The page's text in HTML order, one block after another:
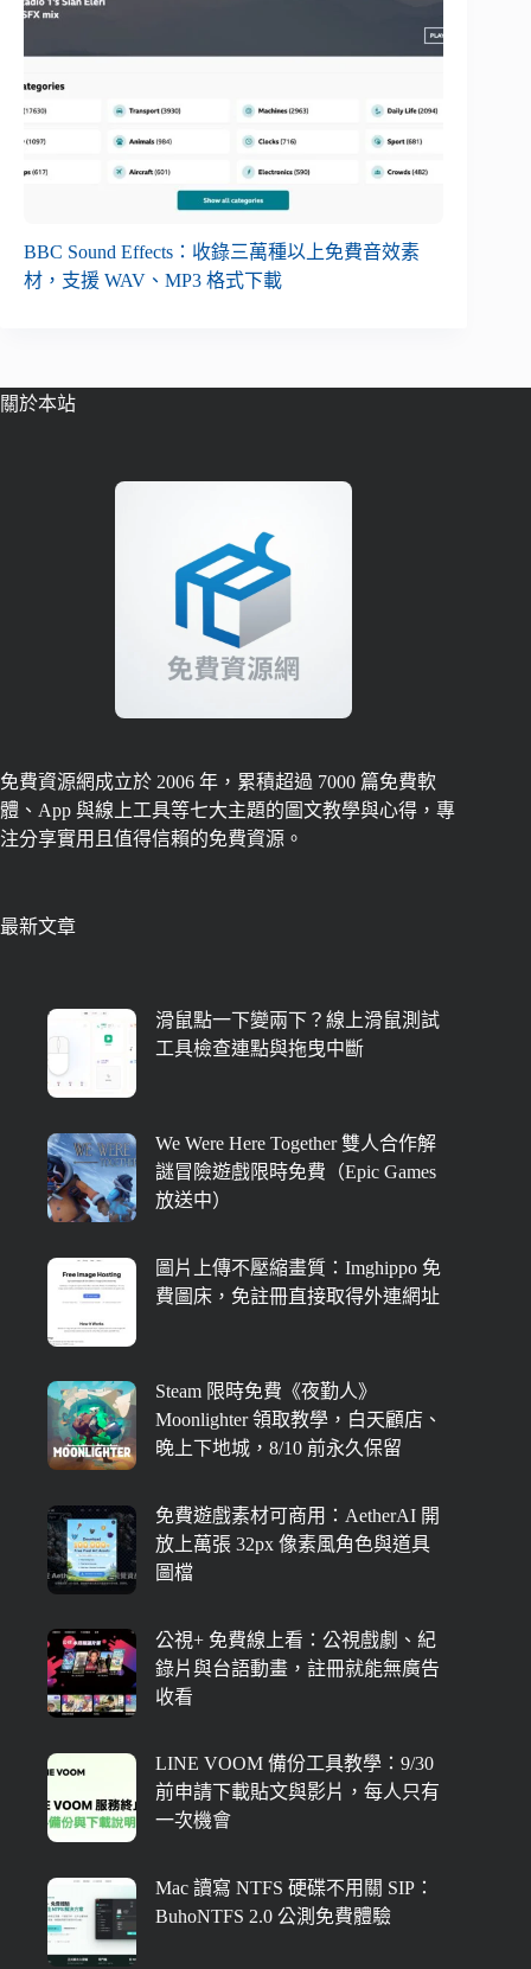
BBC Sound Effects：收錄三萬種以上免費音效素
材，支援 WAV、MP3 格式下載
關於本站
免費資源網成立於 2006 年，累積超過 7000 篇免費軟
體、App 與線上工具等七大主題的圖文教學與心得，專
注分享實用且值得信賴的免費資源。
最新文章
滑鼠點一下變兩下？線上滑鼠測試
工具檢查連點與拖曳中斷
We Were Here Together 雙人合作解
謎冒險遊戲限時免費（Epic Games
放送中）
圖片上傳不壓縮畫質：Imghippo 免
費圖床，免註冊直接取得外連網址
Steam 限時免費《夜勤人》
Moonlighter 領取教學，白天顧店、
晚上下地城，8/10 前永久保留
免費遊戲素材可商用：AetherAI 開
放上萬張 32px 像素風角色與道具
圖檔
公視+ 免費線上看：公視戲劇、紀
錄片與台語動畫，註冊就能無廣告
收看
LINE VOOM 備份工具教學：9/30
前申請下載貼文與影片，每人只有
一次機會
Mac 讀寫 NTFS 硬碟不用關 SIP：
BuhoNTFS 2.0 公測免費體驗